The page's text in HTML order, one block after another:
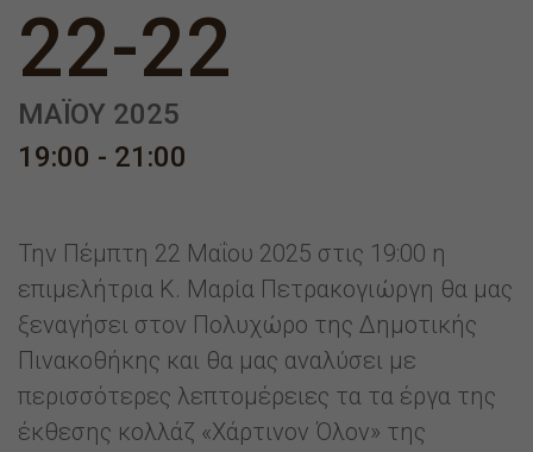
22-22
ΜΑΪ́ΟΥ 2025
19:00 - 21:00
Την Πέμπτη 22 Μαΐου 2025 στις 19:00 η
επιμελήτρια Κ. Μαρία Πετρακογιώργη θα μας
ξεναγήσει στον Πολυχώρο της Δημοτικής
Πινακοθήκης και θα μας αναλύσει με
περισσότερες λεπτομέρειες τα τα έργα της
έκθεσης κολλάζ «Χάρτινον Όλον» της